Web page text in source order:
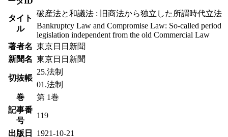
タイト
ル
破産法と和議法 : 旧商法から独立した所謂時代立法
Bankruptcy Law and Compromise Law: So-called period
legislation independent from the old Commercial Law
著者名 東京日日新聞
新聞名 東京日日新聞
切抜帳
25.法制
01.法制
巻
第 1巻
記事番
号
119
出版日 1921-10-21